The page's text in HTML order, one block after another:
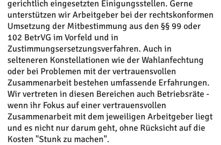
gerichtlich eingesetzten Einigungsstellen. Gerne
unterstützen wir Arbeitgeber bei der rechtskonformen
Umsetzung der Mitbestimmung aus den §§ 99 oder
102 BetrVG im Vorfeld und in
Zustimmungsersetzungsverfahren. Auch in
selteneren Konstellationen wie der Wahlanfechtung
oder bei Problemen mit der vertrauensvollen
Zusammenarbeit bestehen umfassende Erfahrungen.
Wir vertreten in diesen Bereichen auch Betriebsräte -
wenn ihr Fokus auf einer vertrauensvollen
Zusammenarbeit mit dem jeweiligen Arbeitgeber liegt
und es nicht nur darum geht, ohne Rücksicht auf die
Kosten "Stunk zu machen".